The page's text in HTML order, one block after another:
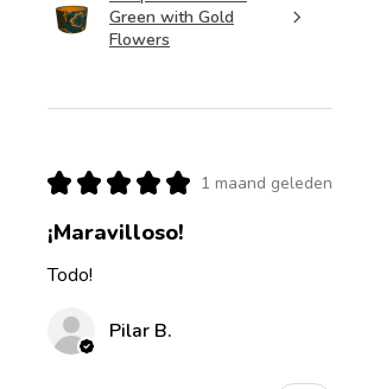
Green with Gold
Flowers
★ ★ ★ ★ ★ 1 maand geleden
¡Maravilloso!
Todo!
Pilar B.